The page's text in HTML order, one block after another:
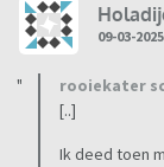
09-03-2025
rooiekater
[..]
Ik deed toen